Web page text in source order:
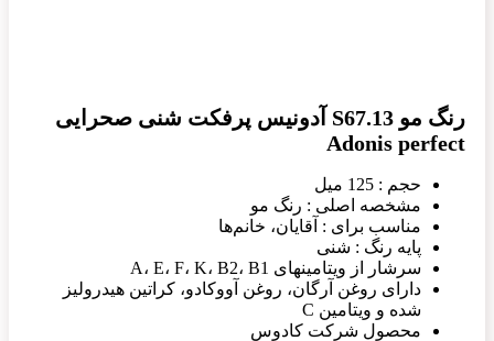
رنگ مو S67.13 آدونیس پرفکت شنی صحرایی
Adonis perfect
حجم : 125 میل
مشخصه اصلی : رنگ مو
مناسب برای : آقایان، خانم‌ها
پایه رنگ : شنی
سرشار از ویتامینهای A، E، F، K، B2، B1
دارای روغن آرگان، روغن آووکادو، کراتین هیدرولیز
شده و ویتامین C
محصول شرکت کادوس